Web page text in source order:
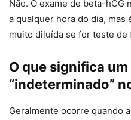
Não. O exame de beta-hCG
a qualquer hora do dia,
muito diluída se for teste de
O que significa
“indeterminado”
Geralmente ocorre quando